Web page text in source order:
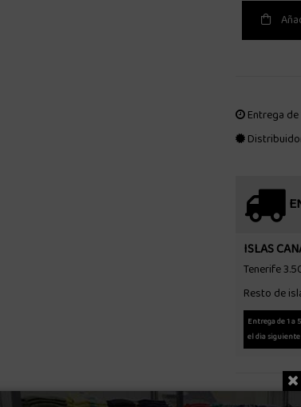
Entrega de
ISLAS
Tenerife
Resto de
Entrega de 1 a
el dia